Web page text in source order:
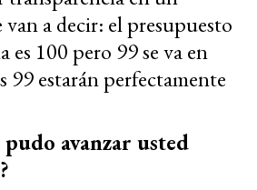
van a decir: el presupuesto
es 100 pero 99 se va en
99 estarán perfectamente
avanzar usted